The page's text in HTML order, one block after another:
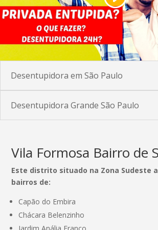
Desentupidora em São Paulo
Desentupidora Grande São Paulo
Vila Formosa Bairro de
Este distrito situado na Zona Sudeste
bairros de:
Capão do Embira
Chácara Belenzinho